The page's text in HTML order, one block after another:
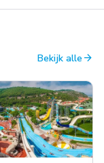
Bekijk alle arrow_forward